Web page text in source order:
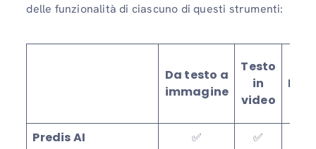
delle funzionalità di ciascuno di questi strumenti:
Da testo a
immagine
Testo
in
video
Predis AI ✅
✅